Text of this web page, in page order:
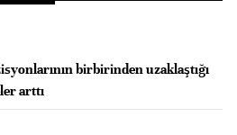
birbirinden uzaklaştığı
arttı